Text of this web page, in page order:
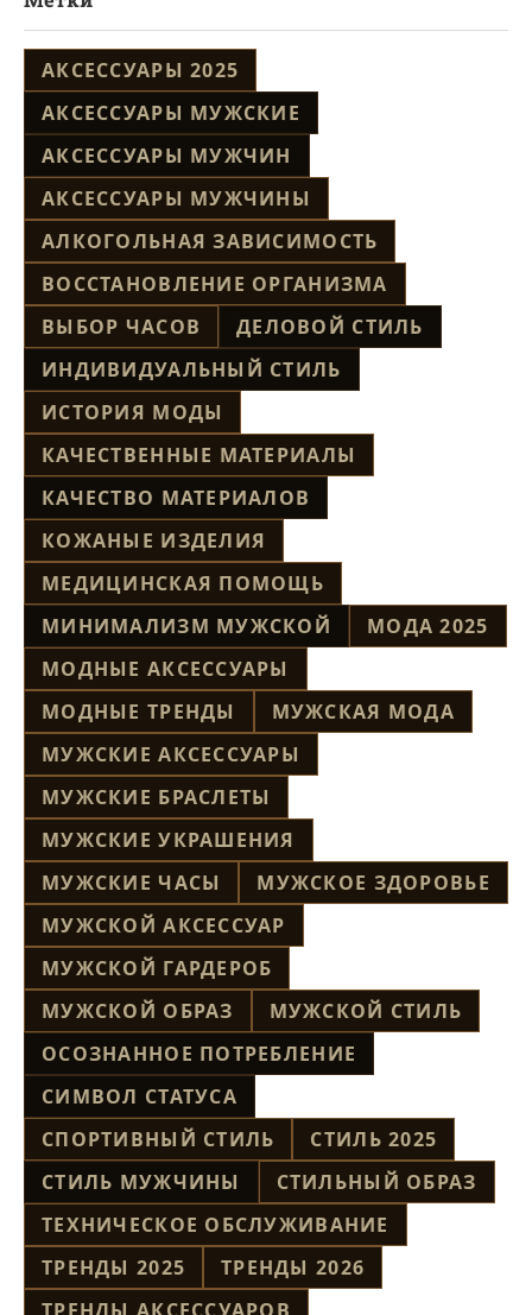
АКСЕССУАРЫ 2025
АКСЕССУАРЫ МУЖСКИЕ
АКСЕССУАРЫ МУЖЧИН
АКСЕССУАРЫ МУЖЧИНЫ
АЛКОГОЛЬНАЯ ЗАВИСИМОСТЬ
ВОССТАНОВЛЕНИЕ ОРГАНИЗМА
ВЫБОР ЧАСОВ
ДЕЛОВОЙ СТИЛЬ
ИНДИВИДУАЛЬНЫЙ СТИЛЬ
ИСТОРИЯ МОДЫ
КАЧЕСТВЕННЫЕ МАТЕРИАЛЫ
КАЧЕСТВО МАТЕРИАЛОВ
КОЖАНЫЕ ИЗДЕЛИЯ
МЕДИЦИНСКАЯ ПОМОЩЬ
МИНИМАЛИЗМ МУЖСКОЙ
МОДА 2025
МОДНЫЕ АКСЕССУАРЫ
МОДНЫЕ ТРЕНДЫ
МУЖСКАЯ МОДА
МУЖСКИЕ АКСЕССУАРЫ
МУЖСКИЕ БРАСЛЕТЫ
МУЖСКИЕ УКРАШЕНИЯ
МУЖСКИЕ ЧАСЫ
МУЖСКОЕ ЗДОРОВЬЕ
МУЖСКОЙ АКСЕССУАР
МУЖСКОЙ ГАРДЕРОБ
МУЖСКОЙ ОБРАЗ
МУЖСКОЙ СТИЛЬ
ОСОЗНАННОЕ ПОТРЕБЛЕНИЕ
СИМВОЛ СТАТУСА
СПОРТИВНЫЙ СТИЛЬ
СТИЛЬ 2025
СТИЛЬ МУЖЧИНЫ
СТИЛЬНЫЙ ОБРАЗ
ТЕХНИЧЕСКОЕ ОБСЛУЖИВАНИЕ
ТРЕНДЫ 2025
ТРЕНДЫ 2026